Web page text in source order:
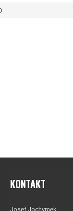
KONTAKT
Josef Jochymek